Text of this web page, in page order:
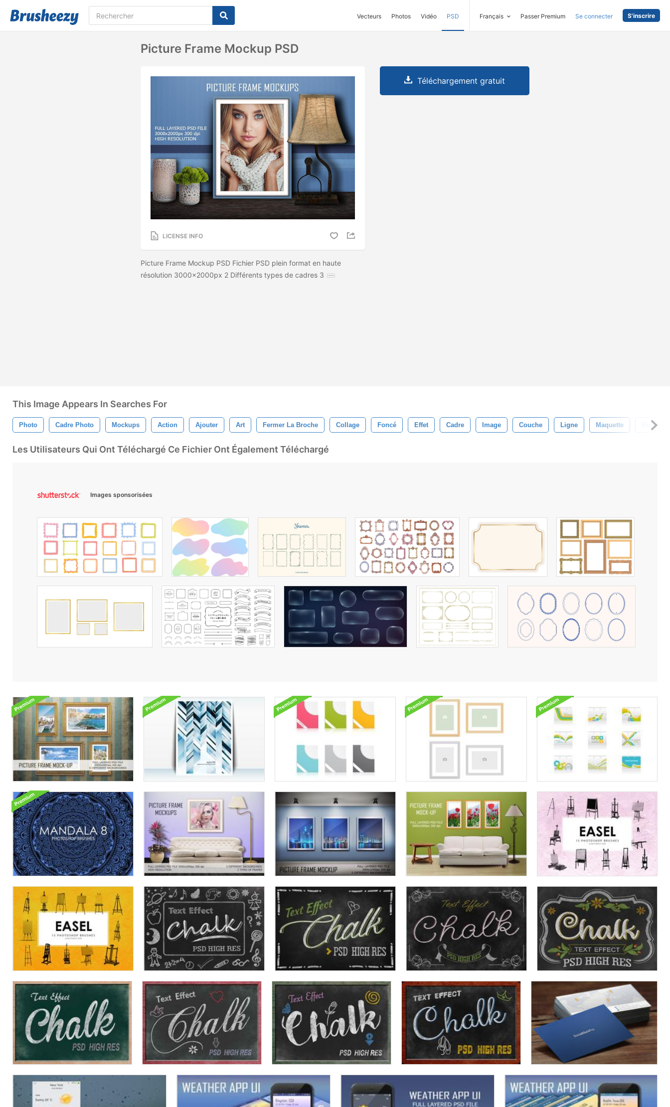
Vecteurs Photos Vidéo PSD Français Passer Premium Se connecter S'inscrire
Picture Frame Mockup PSD
LICENSE INFO
Picture Frame Mockup PSD Fichier PSD plein format en haute
résolution 3000x2000px 2 Différents types de cadres 3
Téléchargement gratuit
This Image Appears In Searches For
Photo Cadre Photo Mockups Action Ajouter Art Fermer La Broche Collage Foncé Effet Cadre Image Couche Ligne Maquette Vieux
Les Utilisateurs Qui Ont Téléchargé Ce Fichier Ont Également Téléchargé
Images sponsorisées